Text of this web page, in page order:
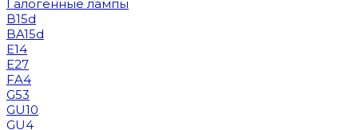
Галогенные лампы
B15d
BA15d
E14
E27
FA4
G53
GU10
GU4